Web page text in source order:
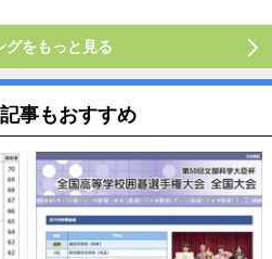
グをもっと見る
事もおすすめ